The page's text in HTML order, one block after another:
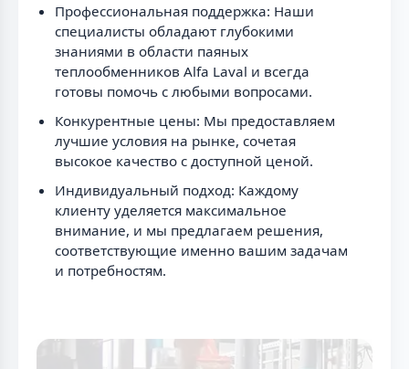
Профессиональная поддержка: Наши
специалисты обладают глубокими
знаниями в области паяных
теплообменников Alfa Laval и всегда
готовы помочь с любыми вопросами.
Конкурентные цены: Мы предоставляем
лучшие условия на рынке, сочетая
высокое качество с доступной ценой.
Индивидуальный подход: Каждому
клиенту уделяется максимальное
внимание, и мы предлагаем решения,
соответствующие именно вашим задачам
и потребностям.